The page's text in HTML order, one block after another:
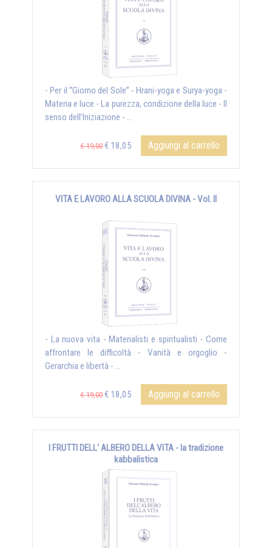
- Per il “Giorno del Sole” - Hrani-yoga e Surya-yoga -
Materia e luce - La purezza, condizione della luce - Il
senso dell’Iniziazione - ...
€ 19,00 € 18,05 Aggiungi al carrello
VITA E LAVORO ALLA SCUOLA DIVINA - Vol. II
- La nuova vita - Materialisti e spiritualisti - Come
affrontare le difficoltà - Vanità e orgoglio -
Gerarchia e libertà - ...
€ 19,00 € 18,05 Aggiungi al carrello
I FRUTTI DELL' ALBERO DELLA VITA - la tradizione
kabbalistica